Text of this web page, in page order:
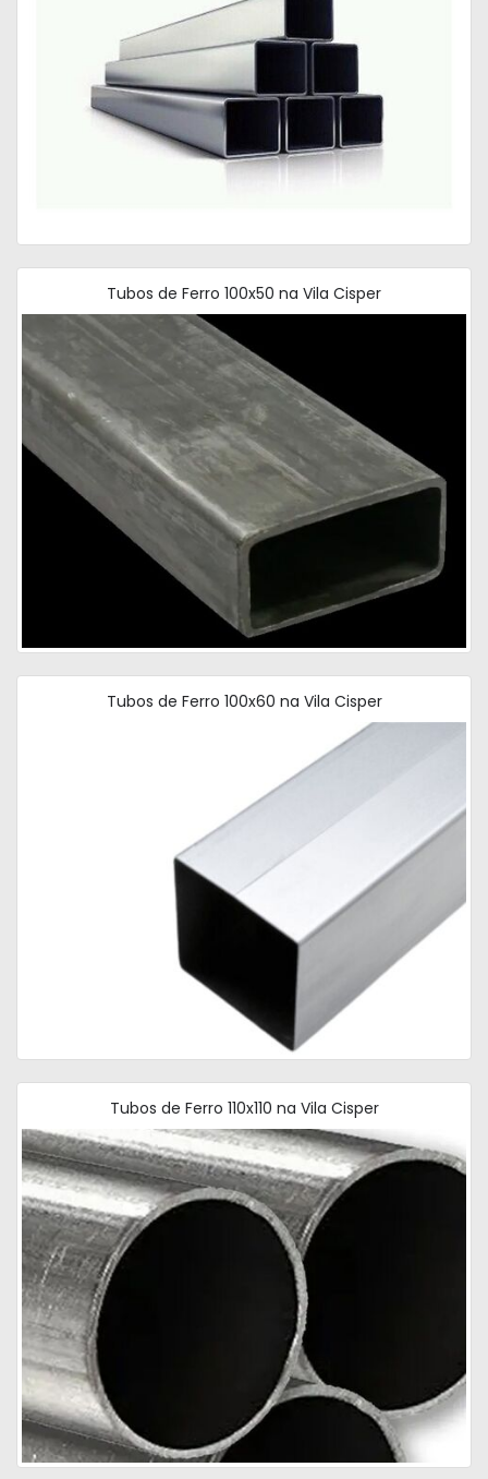
Tubos de Ferro 100x50 na Vila Cisper
Tubos de Ferro 100x60 na Vila Cisper
Tubos de Ferro 110x110 na Vila Cisper